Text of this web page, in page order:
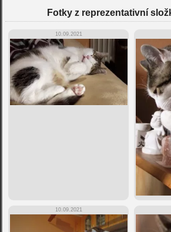
Fotky z reprezentativní
10.09.2021
10.09.2021